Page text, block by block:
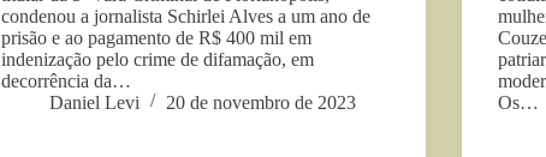
condenou a jornalista Schirlei Alves a um ano de
prisão e ao pagamento de R$ 400 mil em
indenização pelo crime de difamação, em
decorrência da…
Daniel Levi
20 de novembro de 2023
Os…